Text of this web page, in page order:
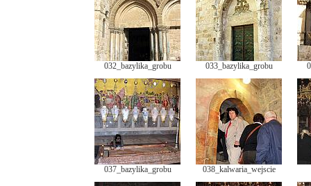
032_bazylika_grobu 033_bazylika_grobu
037_bazylika_grobu 038_kalwaria_wejscie